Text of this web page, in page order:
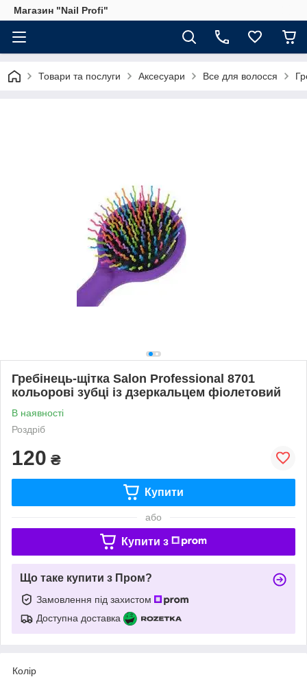
Магазин "Nail Profi"
Товари та послуги Аксесуари Все для волосся
Гребінець-щітка Salon Professional 8701
кольорові зубці із дзеркальцем фіолетовий
В наявності
Роздріб
120 ₴
Купити
або
Купити з
Що таке купити з Пром?
Замовлення під захистом
Доступна доставка
Колір